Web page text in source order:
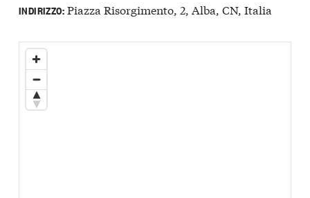
INDIRIZZO:Piazza Risorgimento, 2, Alba, CN, Italia